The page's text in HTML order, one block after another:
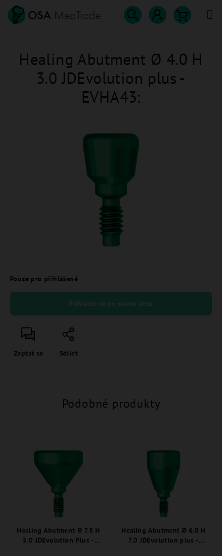
Přejít
obsah
Hledat
košík
Pouze pro přihlášené
Přihlásit se do svého účtu
Zeptat se Sdílet
Healing Abutment Ø 4.0 H
3.0 JDEvolution plus -
EVHA43:
Podobné produkty
Healing Abutment Ø 7.5 H
5.0 JDEvolution Plus -
Healing Abutment Ø 6.0 H
7.0 JDEvolution plus -